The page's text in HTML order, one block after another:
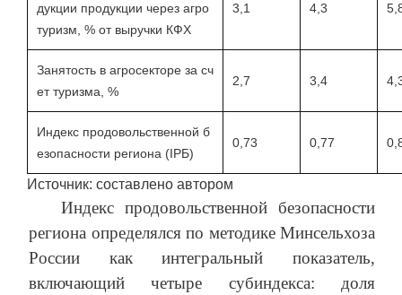
дукции продукции через агро
туризм, % от выручки КФХ
3,1 4,3
Занятость в агросекторе за сч
ет туризма, %
2,7 3,4
Индекс продовольственной б
езопасности региона (IPБ)
0,73 0,77
Источник: составлено автором
Индекс продовольственной безопасности
региона определялся по методике Минсельхоза
России как интегральный показатель,
включающий четыре субиндекса: доля